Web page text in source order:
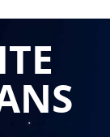
de profils
des
annuels, la
la participation
d'activités,